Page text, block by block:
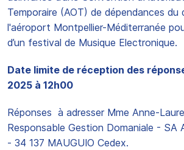
Temporaire (AOT) de dépendances du
l'aéroport Montpellier-Méditerranée
d’un festival de Musique Electronique.
Date limite de réception des
2025 à 12h00
Réponses à adresser Mme Anne-
Responsable Gestion Domaniale - SA
- 34 137 MAUGUIO Cedex.